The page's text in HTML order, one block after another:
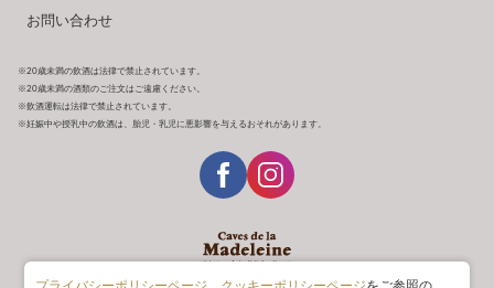
お問い合わせ
※20歳未満の飲酒は法律で禁止されています。
※20歳未満の酒類のご注文はご遠慮ください。
※飲酒運転は法律で禁止されています。
※妊娠中や授乳中の飲酒は、胎児・乳児に悪影響を与えるおそれがあります。